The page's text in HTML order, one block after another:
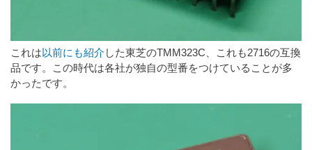
これは以前にも紹介 した東芝のTMM323C、これも2716の互換
品です。この時代は各社が独自の型番をつけていることが多
かったです。